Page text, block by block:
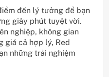
đến lý tưởng để bạn
giây phút tuyệt vời.
nghiệp, không gian
giá cả hợp lý, Red
những trải nghiệm